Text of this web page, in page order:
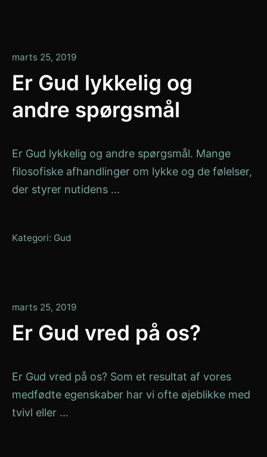
marts 25, 2019
13,
2020
Er Gud lykkelig og
andre spørgsmål
Er Gud lykkelig og andre spørgsmål. Mange
filosofiske afhandlinger om lykke og de følelser,
der styrer nutidens ...
Kategori: Gud
marts 25, 2019
2020
Er Gud vred på os?
Er Gud vred på os? Som et resultat af vores
medfødte egenskaber har vi ofte øjeblikke med
tvivl eller ...